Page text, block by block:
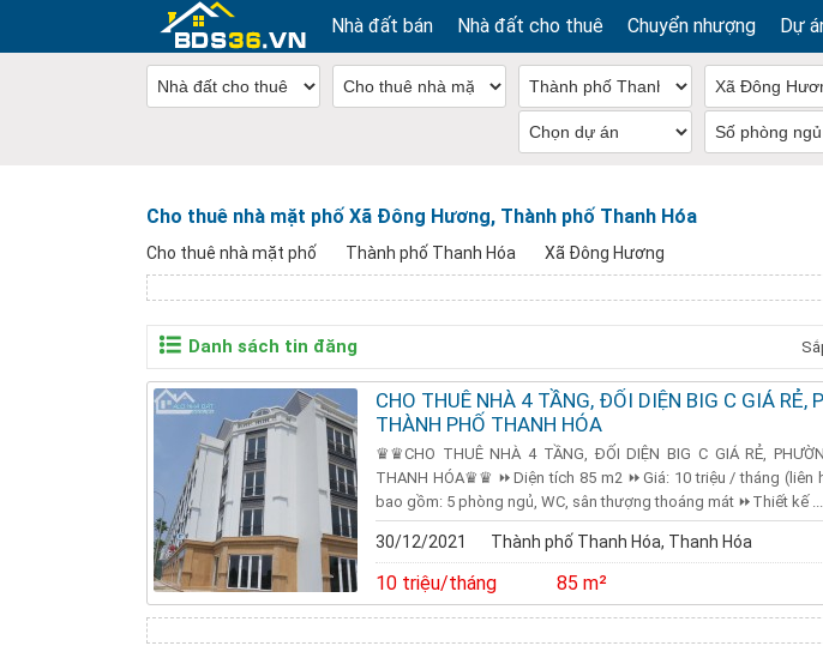
Nhà đất bán Nhà đất cho thuê Chuyển nhượng Dự
Cho thuê nhà mặt phố Xã Đông Hương, Thành phố Thanh Hóa
Cho thuê nhà mặt phố Thành phố Thanh Hóa Xã Đông Hương
Danh sách tin đăng
CHO THUÊ NHÀ 4 TẦNG, ĐỐI DIỆN BIG C GIÁ RẺ,
THÀNH PHỐ THANH HÓA
♛♛CHO THUÊ NHÀ 4 TẦNG, ĐỐI DIỆN BIG C GIÁ RẺ,
THANH HÓA♛♛ ⏩Diện tích 85 m2 ⏩Giá: 10 triệu / tháng (liên
bao gồm: 5 phòng ngủ, WC, sân thượng thoáng mát ⏩Thiết kế ...
30/12/2021 Thành phố Thanh Hóa, Thanh Hóa
10 triệu/tháng 85 m²